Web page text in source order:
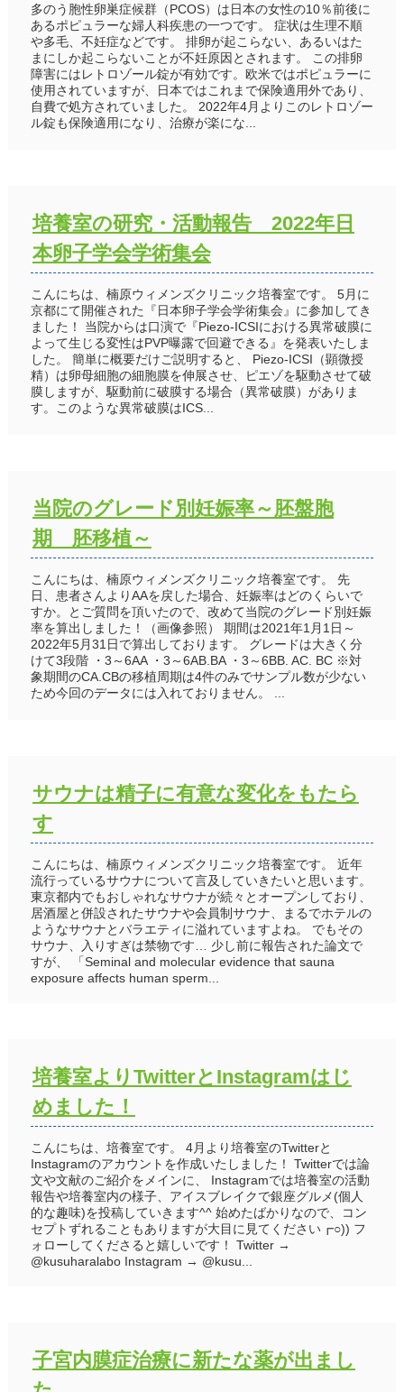
多のう胞性卵巣症候群（PCOS）は日本の女性の10％前後に
あるポピュラーな婦人科疾患の一つです。 症状は生理不順
や多毛、不妊症などです。 排卵が起こらない、あるいはた
まにしか起こらないことが不妊原因とされます。 この排卵
障害にはレトロゾール錠が有効です。欧米ではポピュラーに
使用されていますが、日本ではこれまで保険適用外であり、
自費で処方されていました。 2022年4月よりこのレトロゾー
ル錠も保険適用になり、治療が楽にな...
培養室の研究・活動報告 2022年日
本卵子学会学術集会
こんにちは、楠原ウィメンズクリニック培養室です。 5月に
京都にて開催された『日本卵子学会学術集会』に参加してき
ました！ 当院からは口演で『Piezo-ICSIにおける異常破膜に
よって生じる変性はPVP曝露で回避できる』を発表いたしま
した。 簡単に概要だけご説明すると、 Piezo-ICSI（顕微授
精）は卵母細胞の細胞膜を伸展させ、ピエゾを駆動させて破
膜しますが、駆動前に破膜する場合（異常破膜）がありま
す。このような異常破膜はICS...
当院のグレード別妊娠率～胚盤胞
期 胚移植～
こんにちは、楠原ウィメンズクリニック培養室です。 先
日、患者さんよりAAを戻した場合、妊娠率はどのくらいで
すか。とご質問を頂いたので、改めて当院のグレード別妊娠
率を算出しました！（画像参照） 期間は2021年1月1日～
2022年5月31日で算出しております。 グレードは大きく分
けて3段階 ・3～6AA ・3～6AB.BA ・3～6BB. AC. BC ※対
象期間のCA.CBの移植周期は4件のみでサンプル数が少ない
ため今回のデータには入れておりません。 ...
サウナは精子に有意な変化をもたら
す
こんにちは、楠原ウィメンズクリニック培養室です。 近年
流行っているサウナについて言及していきたいと思います。
東京都内でもおしゃれなサウナが続々とオープンしており、
居酒屋と併設されたサウナや会員制サウナ、まるでホテルの
ようなサウナとバラエティに溢れていますよね。 でもその
サウナ、入りすぎは禁物です… 少し前に報告された論文で
すが、 「Seminal and molecular evidence that sauna
exposure affects human sperm...
培養室よりTwitterとInstagramはじ
めました！
こんにちは、培養室です。 4月より培養室のTwitterと
Instagramのアカウントを作成いたしました！ Twitterでは論
文や文献のご紹介をメインに、 Instagramでは培養室の活動
報告や培養室内の様子、アイスブレイクで銀座グルメ(個人
的な趣味)を投稿していきます^^ 始めたばかりなので、コン
セプトずれることもありますが大目に見てください┏○)) フ
ォローしてくださると嬉しいです！ Twitter →
@kusuharalabo Instagram → @kusu...
子宮内膜症治療に新たな薬が出まし